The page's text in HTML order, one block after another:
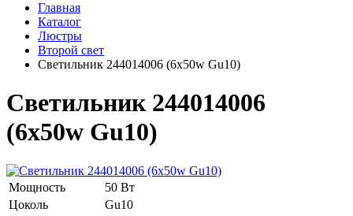
Главная
Каталог
Люстры
Второй свет
Светильник 244014006 (6х50w Gu10)
Светильник 244014006
(6х50w Gu10)
Мощность
50 Вт
Цоколь
Gu10